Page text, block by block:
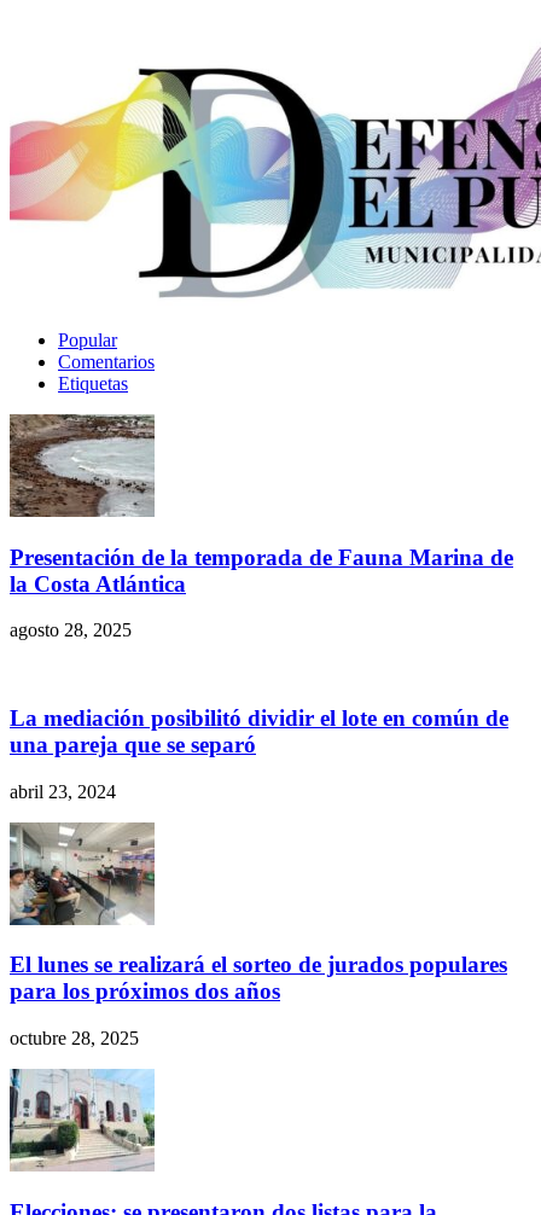
Popular
Comentarios
Etiquetas
Presentación de la temporada de Fauna Marina de
la Costa Atlántica
agosto 28, 2025
La mediación posibilitó dividir el lote en común de
una pareja que se separó
abril 23, 2024
El lunes se realizará el sorteo de jurados populares
para los próximos dos años
octubre 28, 2025